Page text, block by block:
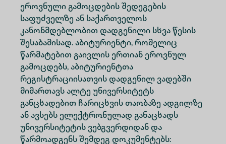
ეროვნული გამოცდების შედეგების
საფუძველზე ან საქართველოს
კანონმდებლობით დადგენილი სხვა წესის
შესაბამისად. აბიტურიენტი, რომელიც
წარმატებით გაივლის ერთიან ეროვნულ
გამოცდებს, აბიტურიენტთა
რეგისტრაციისათვის დადგენილ ვადებში
მიმართავს ალტე უნივერსიტეტს
განცხადებით ჩარიცხვის თაობაზე ადგილზე
ან ავსებს ელექტრონულად განაცხადს
უნივერსიტეტის ვებგვერდიდან და
წარმოადგენს შემდეგ დოკუმენტებს: